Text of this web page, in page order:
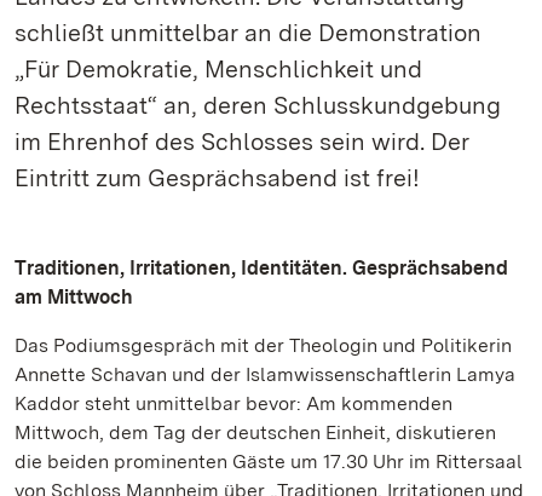
schließt unmittelbar an die Demonstration
„Für Demokratie, Menschlichkeit und
Rechtsstaat“ an, deren Schlusskundgebung
im Ehrenhof des Schlosses sein wird. Der
Eintritt zum Gesprächsabend ist frei!
Traditionen, Irritationen, Identitäten. Gesprächsabend
am Mittwoch
Das Podiumsgespräch mit der Theologin und Politikerin
Annette Schavan und der Islamwissenschaftlerin Lamya
Kaddor steht unmittelbar bevor: Am kommenden
Mittwoch, dem Tag der deutschen Einheit, diskutieren
die beiden prominenten Gäste um 17.30 Uhr im Rittersaal
von Schloss Mannheim über „Traditionen, Irritationen und